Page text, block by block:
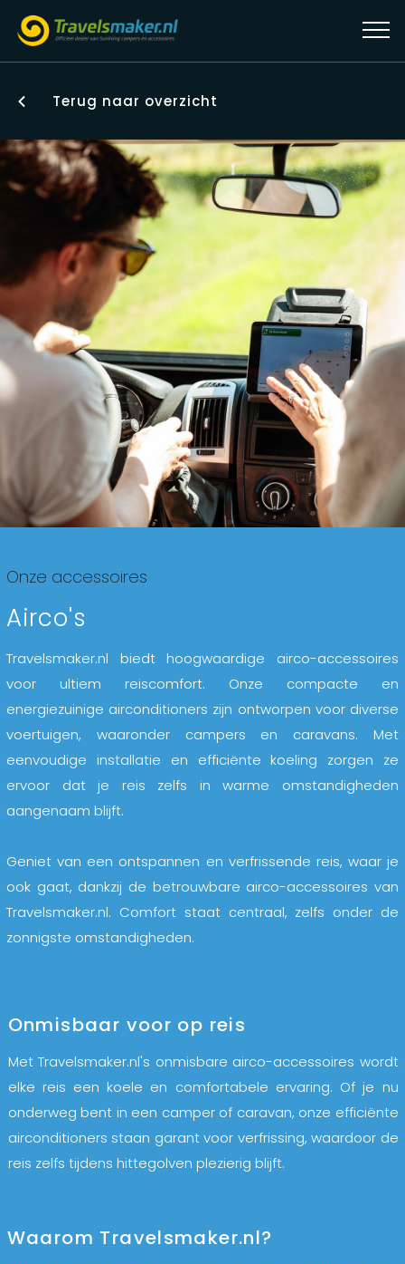
Terug naar overzicht
Onze accessoires
Airco's
Travelsmaker.nl biedt hoogwaardige airco-accessoires
voor ultiem reiscomfort. Onze compacte en
energiezuinige airconditioners zijn ontworpen voor diverse
voertuigen, waaronder campers en caravans. Met
eenvoudige installatie en efficiënte koeling zorgen ze
ervoor dat je reis zelfs in warme omstandigheden
aangenaam blijft.
Geniet van een ontspannen en verfrissende reis, waar je
ook gaat, dankzij de betrouwbare airco-accessoires van
Travelsmaker.nl. Comfort staat centraal, zelfs onder de
zonnigste omstandigheden.
Onmisbaar voor op reis
Met Travelsmaker.nl's onmisbare airco-accessoires wordt
elke reis een koele en comfortabele ervaring. Of je nu
onderweg bent in een camper of caravan, onze efficiënte
airconditioners staan garant voor verfrissing, waardoor de
reis zelfs tijdens hittegolven plezierig blijft.
Waarom Travelsmaker.nl?